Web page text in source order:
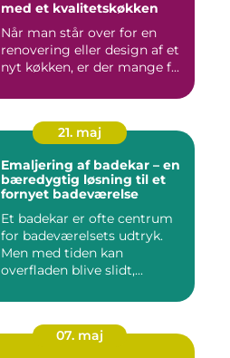
med et kvalitetskøkken
Når man står over for en
renovering eller design af et
nyt køkken, er der mange f...
21. maj
Emaljering af badekar – en
bæredygtig løsning til et
fornyet badeværelse
Et badekar er ofte centrum
for badeværelsets udtryk.
Men med tiden kan
overfladen blive slidt,...
07. maj